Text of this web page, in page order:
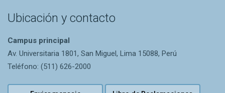
Ubicación y contacto
Campus principal
Av. Universitaria 1801, San Miguel, Lima 15088, Perú
Teléfono: (511) 626-2000